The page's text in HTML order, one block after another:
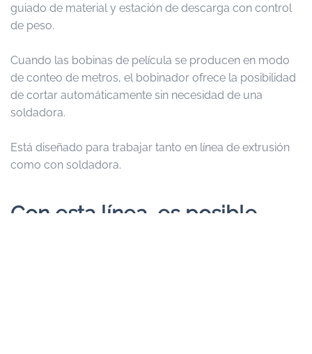
guiado de material y estación de descarga con control
de peso.
Cuando las bobinas de película se producen en modo
de conteo de metros, el bobinador ofrece la posibilidad
de cortar automáticamente sin necesidad de una
soldadora.
Está diseñado para trabajar tanto en línea de extrusión
como con soldadora.
Con esta línea, es posible